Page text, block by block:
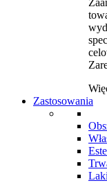
Zastosowania